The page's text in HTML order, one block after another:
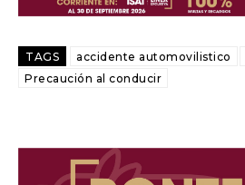
TAGS accidente automovilistico
Precaución al conducir